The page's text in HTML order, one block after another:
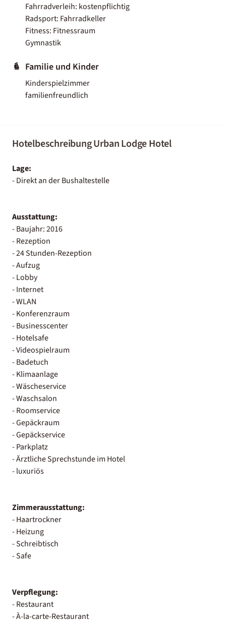
Fahrradverleih: kostenpflichtig
Radsport: Fahrradkeller
Fitness: Fitnessraum
Gymnastik
Familie und Kinder
Kinderspielzimmer
familienfreundlich
Hotelbeschreibung Urban Lodge Hotel
Lage:
- Direkt an der Bushaltestelle
Ausstattung:
- Baujahr: 2016
- Rezeption
- 24 Stunden-Rezeption
- Aufzug
- Lobby
- Internet
- WLAN
- Konferenzraum
- Businesscenter
- Hotelsafe
- Videospielraum
- Badetuch
- Klimaanlage
- Wäscheservice
- Waschsalon
- Roomservice
- Gepäckraum
- Gepäckservice
- Parkplatz
- Ärztliche Sprechstunde im Hotel
- luxuriös
Zimmerausstattung:
- Haartrockner
- Heizung
- Schreibtisch
- Safe
Verpflegung:
- Restaurant
- À-la-carte-Restaurant